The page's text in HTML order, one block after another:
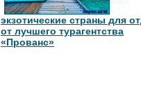
экзотические страны для
от лучшего турагентства
«Прованс»